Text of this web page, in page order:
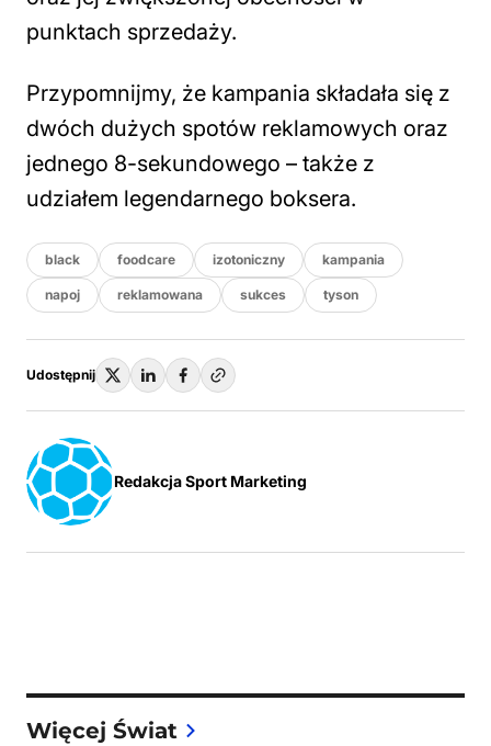
punktach sprzedaży.
Przypomnijmy, że kampania składała się z
dwóch dużych spotów reklamowych oraz
jednego 8-sekundowego – także z
udziałem legendarnego boksera.
black foodcare izotoniczny kampania
napoj reklamowana sukces tyson
Udostępnij
Redakcja Sport Marketing
Więcej Świat